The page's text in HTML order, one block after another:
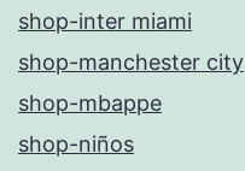
shop-inter miami
shop-manchester city
shop-mbappe
shop-niños